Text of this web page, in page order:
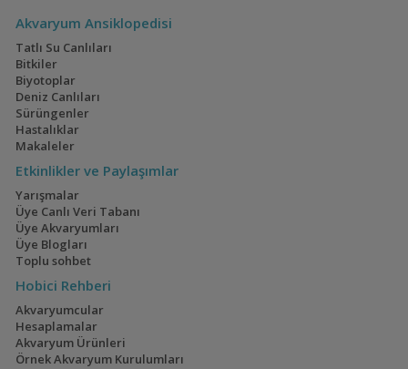
Akvaryum Ansiklopedisi
Tatlı Su Canlıları
Bitkiler
Biyotoplar
Deniz Canlıları
Sürüngenler
Hastalıklar
Makaleler
Etkinlikler ve Paylaşımlar
Yarışmalar
Üye Canlı Veri Tabanı
Üye Akvaryumları
Üye Blogları
Toplu sohbet
Hobici Rehberi
Akvaryumcular
Hesaplamalar
Akvaryum Ürünleri
Örnek Akvaryum Kurulumları